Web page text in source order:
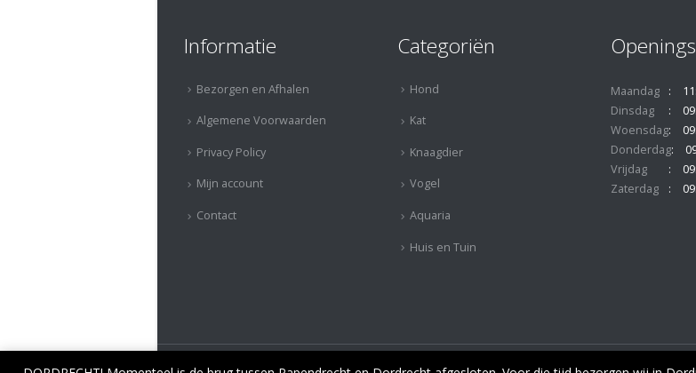
Informatie
Bezorgen en Afhalen
Algemene Voorwaarden
Privacy Policy
Mijn account
Contact
Categoriën
Hond
Kat
Knaagdier
Vogel
Aquaria
Huis en Tuin
Maandag
Dinsdag
Woensdag
Donderdag
Vrijdag
Zaterdag
© Copyright 2019. All Rights Reserved.